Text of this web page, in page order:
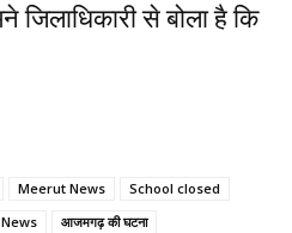
जिलाधिकारी से बोला है कि
Meerut News
School closed
आजमगढ़ की घटना